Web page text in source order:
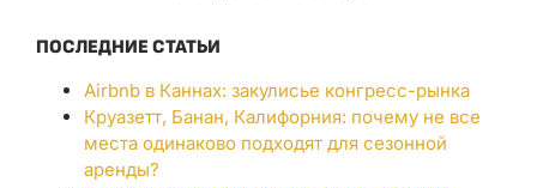
ПОСЛЕДНИЕ СТАТЬИ
Airbnb в Каннах: закулисье конгресс-рынка
Круазетт, Банан, Калифорния: почему не все
места одинаково подходят для сезонной
аренды?